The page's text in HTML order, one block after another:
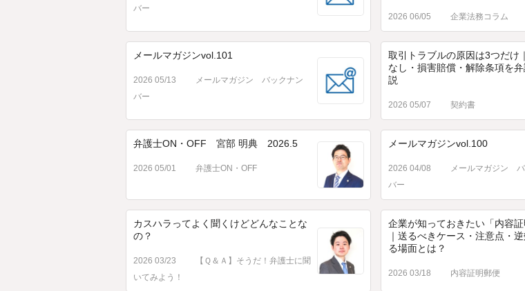
バー
2026 06/05 企業法務コラム
メールマガジンvol.101
2026 05/13
メールマガジン バックナン
バー
取引トラブルの原因は3つだけ
なし・損害賠償・解除条項を
説
2026 05/07 契約書
弁護士ON・OFF 宮部 明典 2026.5
2026 05/01 弁護士ON・OFF
メールマガジンvol.100
2026 04/08
メールマガジン
バー
カスハラってよく聞くけどどんなことな
の？
2026 03/23
【Ｑ＆Ａ】そうだ！弁護士に聞
いてみよう！
企業が知っておきたい「内容証
｜送るべきケース・注意点・
る場面とは？
2026 03/18 内容証明郵便